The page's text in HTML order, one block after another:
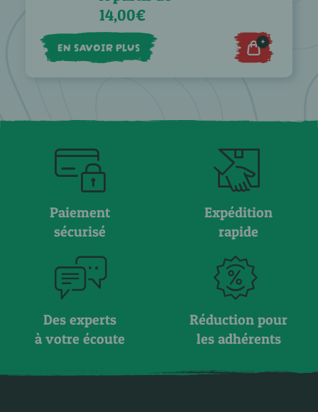
14,00€
EN SAVOIR PLUS +
Paiement
sécurisé
Expédition
rapide
Des experts
à votre écoute
Réduction pour
les adhérents